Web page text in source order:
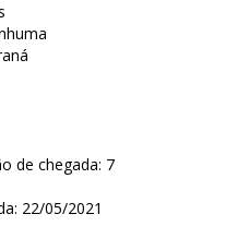
de chegada: 7
22/05/2021